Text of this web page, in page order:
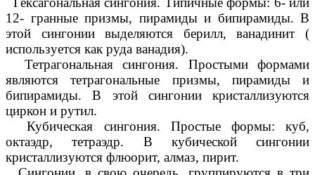
12- гранные призмы, пирамиды и бипирамиды. В
этой сингонии выделяются берилл, ванадинит (
используется как руда ванадия).
Тетрагональная сингония. Простыми формами
являются тетрагональные призмы, пирамиды и
бипирамиды. В этой сингонии кристаллизуются
циркон и рутил.
Кубическая сингония. Простые формы: куб,
октаэдр, тетраэдр. В кубической сингонии
кристаллизуются флюорит, алмаз, пирит.